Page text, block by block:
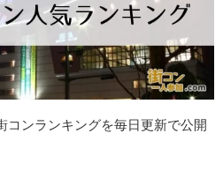
コンランキングを毎日更新で公開